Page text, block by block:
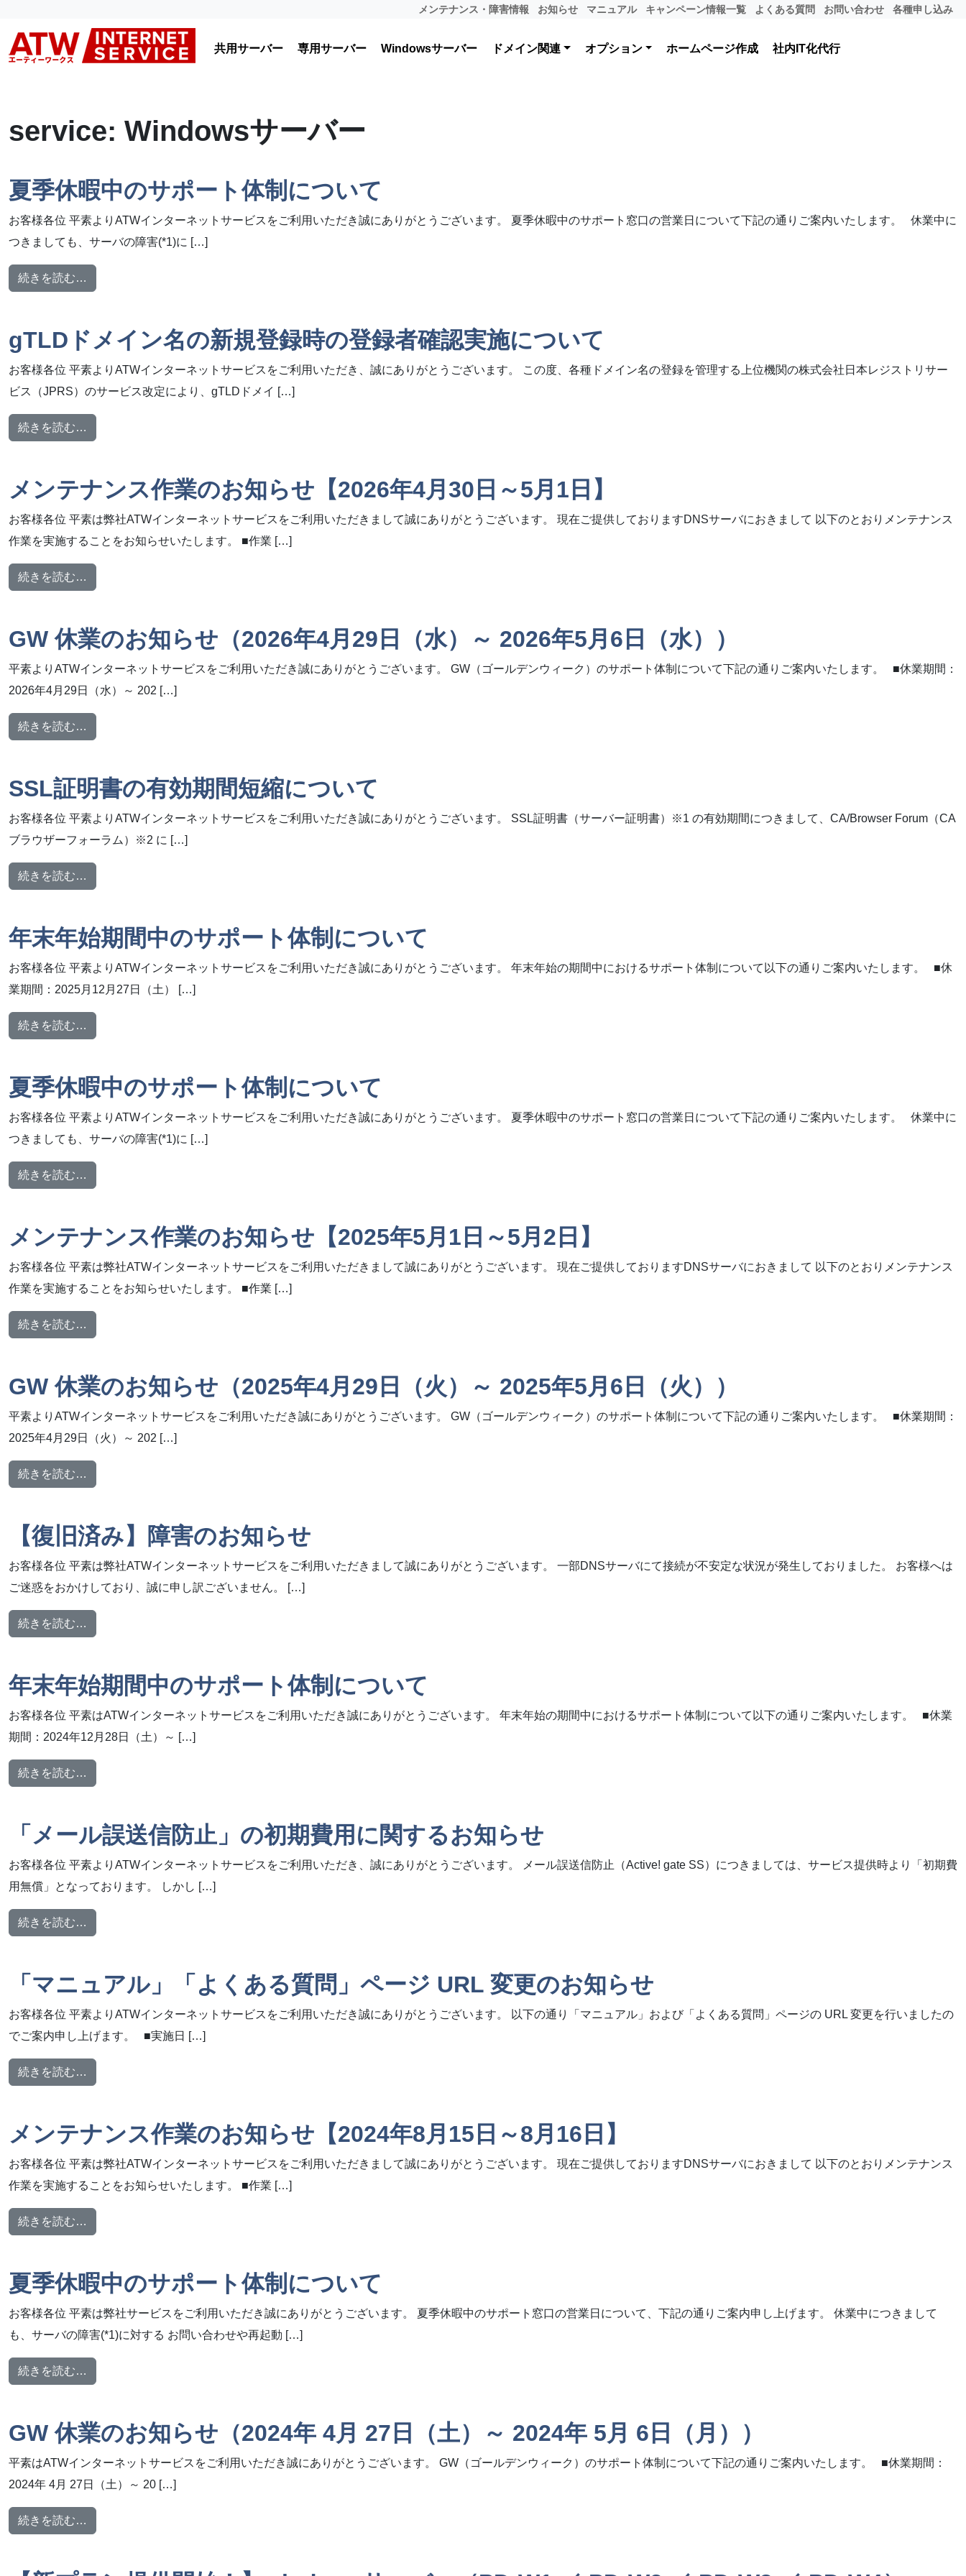
メンテナンス・障害情報 お知らせ マニュアル キャンペーン情報一覧 よくある質問 お問い合わせ 各種申し込み
コンテンツへスキップ
メインナビゲーション共用サーバー 専用サーバー Windowsサーバー ドメイン関連 オプション ホームページ作成 社内IT化代行
service: Windowsサーバー
夏季休暇中のサポート体制について
お客様各位 平素よりATWインターネットサービスをご利用いただき誠にありがとうございます。 夏季休暇中のサポート窓口の営業日について下記の通りご案内いたします。 休業中に
つきましても、サーバの障害(*1)に […]
続きを読む…
gTLDドメイン名の新規登録時の登録者確認実施について
お客様各位 平素よりATWインターネットサービスをご利用いただき、誠にありがとうございます。 この度、各種ドメイン名の登録を管理する上位機関の株式会社日本レジストリサー
ビス（JPRS）のサービス改定により、gTLDドメイ […]
続きを読む…
メンテナンス作業のお知らせ【2026年4月30日～5月1日】
お客様各位 平素は弊社ATWインターネットサービスをご利用いただきまして誠にありがとうございます。 現在ご提供しておりますDNSサーバにおきまして 以下のとおりメンテナンス
作業を実施することをお知らせいたします。 ■作業 […]
続きを読む…
GW 休業のお知らせ（2026年4月29日（水）～ 2026年5月6日（水））
平素よりATWインターネットサービスをご利用いただき誠にありがとうございます。 GW（ゴールデンウィーク）のサポート体制について下記の通りご案内いたします。 ■休業期間：
2026年4月29日（水）～ 202 […]
続きを読む…
SSL証明書の有効期間短縮について
お客様各位 平素よりATWインターネットサービスをご利用いただき誠にありがとうございます。 SSL証明書（サーバー証明書）※1 の有効期間につきまして、CA/Browser Forum（CA
ブラウザーフォーラム）※2 に […]
続きを読む…
年末年始期間中のサポート体制について
お客様各位 平素よりATWインターネットサービスをご利用いただき誠にありがとうございます。 年末年始の期間中におけるサポート体制について以下の通りご案内いたします。 ■休
業期間：2025月12月27日（土） […]
続きを読む…
夏季休暇中のサポート体制について
お客様各位 平素よりATWインターネットサービスをご利用いただき誠にありがとうございます。 夏季休暇中のサポート窓口の営業日について下記の通りご案内いたします。 休業中に
つきましても、サーバの障害(*1)に […]
続きを読む…
メンテナンス作業のお知らせ【2025年5月1日～5月2日】
お客様各位 平素は弊社ATWインターネットサービスをご利用いただきまして誠にありがとうございます。 現在ご提供しておりますDNSサーバにおきまして 以下のとおりメンテナンス
作業を実施することをお知らせいたします。 ■作業 […]
続きを読む…
GW 休業のお知らせ（2025年4月29日（火）～ 2025年5月6日（火））
平素よりATWインターネットサービスをご利用いただき誠にありがとうございます。 GW（ゴールデンウィーク）のサポート体制について下記の通りご案内いたします。 ■休業期間：
2025年4月29日（火）～ 202 […]
続きを読む…
【復旧済み】障害のお知らせ
お客様各位 平素は弊社ATWインターネットサービスをご利用いただきまして誠にありがとうございます。 一部DNSサーバにて接続が不安定な状況が発生しておりました。 お客様へは
ご迷惑をおかけしており、誠に申し訳ございません。 […]
続きを読む…
年末年始期間中のサポート体制について
お客様各位 平素はATWインターネットサービスをご利用いただき誠にありがとうございます。 年末年始の期間中におけるサポート体制について以下の通りご案内いたします。 ■休業
期間：2024年12月28日（土）～ […]
続きを読む…
「メール誤送信防止」の初期費用に関するお知らせ
お客様各位 平素よりATWインターネットサービスをご利用いただき、誠にありがとうございます。 メール誤送信防止（Active! gate SS）につきましては、サービス提供時より「初期費
用無償」となっております。 しかし […]
続きを読む…
「マニュアル」「よくある質問」ページ URL 変更のお知らせ
お客様各位 平素よりATWインターネットサービスをご利用いただき誠にありがとうございます。 以下の通り「マニュアル」および「よくある質問」ページの URL 変更を行いましたの
でご案内申し上げます。 ■実施日 […]
続きを読む…
メンテナンス作業のお知らせ【2024年8月15日～8月16日】
お客様各位 平素は弊社ATWインターネットサービスをご利用いただきまして誠にありがとうございます。 現在ご提供しておりますDNSサーバにおきまして 以下のとおりメンテナンス
作業を実施することをお知らせいたします。 ■作業 […]
続きを読む…
夏季休暇中のサポート体制について
お客様各位 平素は弊社サービスをご利用いただき誠にありがとうございます。 夏季休暇中のサポート窓口の営業日について、下記の通りご案内申し上げます。 休業中につきまして
も、サーバの障害(*1)に対する お問い合わせや再起動 […]
続きを読む…
GW 休業のお知らせ（2024年 4月 27日（土）～ 2024年 5月 6日（月））
平素はATWインターネットサービスをご利用いただき誠にありがとうございます。 GW（ゴールデンウィーク）のサポート体制について下記の通りご案内いたします。 ■休業期間：
2024年 4月 27日（土）～ 20 […]
続きを読む…